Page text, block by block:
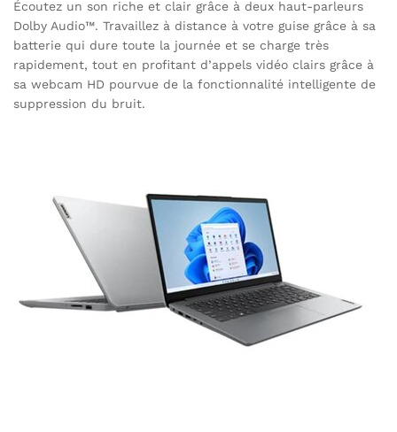
Écoutez un son riche et clair grâce à deux haut-parleurs
Dolby Audio™. Travaillez à distance à votre guise grâce à sa
batterie qui dure toute la journée et se charge très
rapidement, tout en profitant d’appels vidéo clairs grâce à
sa webcam HD pourvue de la fonctionnalité intelligente de
suppression du bruit.